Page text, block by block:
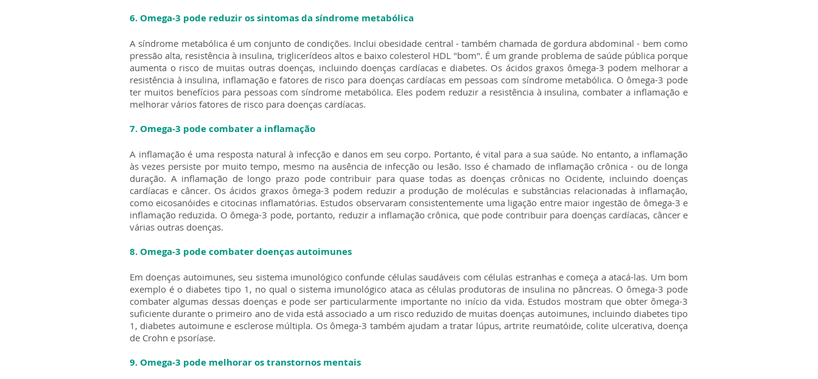
6. Omega-3 pode reduzir os sintomas da síndrome metabólica
A síndrome metabólica é um conjunto de condições. Inclui obesidade central - também chamada de gordura abdominal - bem como
pressão alta, resistência à insulina, triglicerídeos altos e baixo colesterol HDL "bom". É um grande problema de saúde pública porque
aumenta o risco de muitas outras doenças, incluindo doenças cardíacas e diabetes. Os ácidos graxos ômega-3 podem melhorar a
resistência à insulina, inflamação e fatores de risco para doenças cardíacas em pessoas com síndrome metabólica. O ômega-3 pode
ter muitos benefícios para pessoas com síndrome metabólica. Eles podem reduzir a resistência à insulina, combater a inflamação e
melhorar vários fatores de risco para doenças cardíacas.
7. Omega-3 pode combater a inflamação
A inflamação é uma resposta natural à infecção e danos em seu corpo. Portanto, é vital para a sua saúde. No entanto, a inflamação
às vezes persiste por muito tempo, mesmo na ausência de infecção ou lesão. Isso é chamado de inflamação crônica - ou de longa
duração. A inflamação de longo prazo pode contribuir para quase todas as doenças crônicas no Ocidente, incluindo doenças
cardíacas e câncer. Os ácidos graxos ômega-3 podem reduzir a produção de moléculas e substâncias relacionadas à inflamação,
como eicosanóides e citocinas inflamatórias. Estudos observaram consistentemente uma ligação entre maior ingestão de ômega-3 e
inflamação reduzida. O ômega-3 pode, portanto, reduzir a inflamação crônica, que pode contribuir para doenças cardíacas, câncer e
várias outras doenças.
8. Omega-3 pode combater doenças autoimunes
Em doenças autoimunes, seu sistema imunológico confunde células saudáveis com células estranhas e começa a atacá-las. Um bom
exemplo é o diabetes tipo 1, no qual o sistema imunológico ataca as células produtoras de insulina no pâncreas. O ômega-3 pode
combater algumas dessas doenças e pode ser particularmente importante no início da vida. Estudos mostram que obter ômega-3
suficiente durante o primeiro ano de vida está associado a um risco reduzido de muitas doenças autoimunes, incluindo diabetes tipo
1, diabetes autoimune e esclerose múltipla. Os ômega-3 também ajudam a tratar lúpus, artrite reumatóide, colite ulcerativa, doença
de Crohn e psoríase.
9. Omega-3 pode melhorar os transtornos mentais